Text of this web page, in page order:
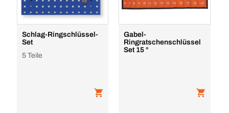
Schlag-Ringschlüssel-
Set
5 Teile
Gabel-
Ringratschenschlüssel
Set 15 °